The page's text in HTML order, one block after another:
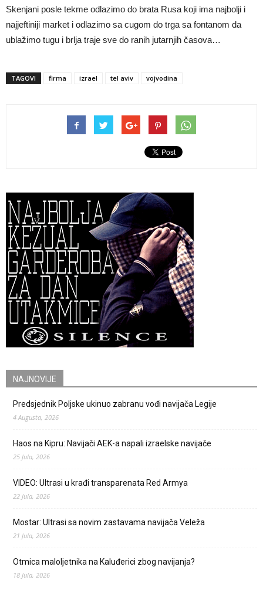
Skenjani posle tekme odlazimo do brata Rusa koji ima najbolji i
najjeftiniji market i odlazimo sa cugom do trga sa fontanom da
ublažimo tugu i brlja traje sve do ranih jutarnjih časova…
TAGOVI firma izrael tel aviv vojvodina
NAJNOVIJE
Predsjednik Poljske ukinuo zabranu vođi navijača Legije
4 Augusta, 2026
Haos na Kipru: Navijači AEK-a napali izraelske navijače
25 Jula, 2026
VIDEO: Ultrasi u krađi transparenata Red Armya
22 Jula, 2026
Mostar: Ultrasi sa novim zastavama navijača Veleža
21 Jula, 2026
Otmica maloljetnika na Kaluđerici zbog navijanja?
18 Jula, 2026